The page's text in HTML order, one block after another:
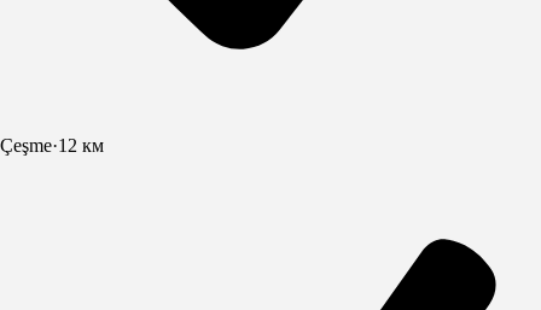
Çeşme·12 км